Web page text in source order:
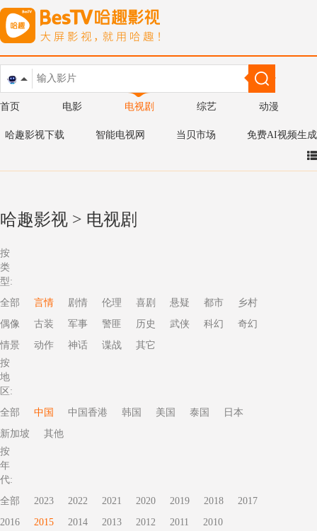
首页 电影 电视剧 综艺 动漫
哈趣影视下载 智能电视网 当贝市场 免费AI视频生成
哈趣影视 > 电视剧
按
类
型:
全部
言情 剧情 伦理 喜剧 悬疑 都市
乡村
偶像
古装 军事 警匪 历史 武侠 科幻
奇幻
情景
动作 神话 谍战
其它
按
地
区:
全部
中国 中国香港 韩国 美国 泰国
日本
新加坡
其他
按
年
代:
全部
2023 2022 2021 2020 2019 2018
2017
2016
2015 2014 2013 2012 2011
2010